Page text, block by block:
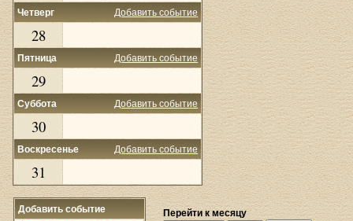
Добавить событие
Четверг
28
Добавить событие
Пятница
29
Добавить событие
Суббота
30
Добавить событие
Воскресенье
31
Добавить событие Перейти к месяцу